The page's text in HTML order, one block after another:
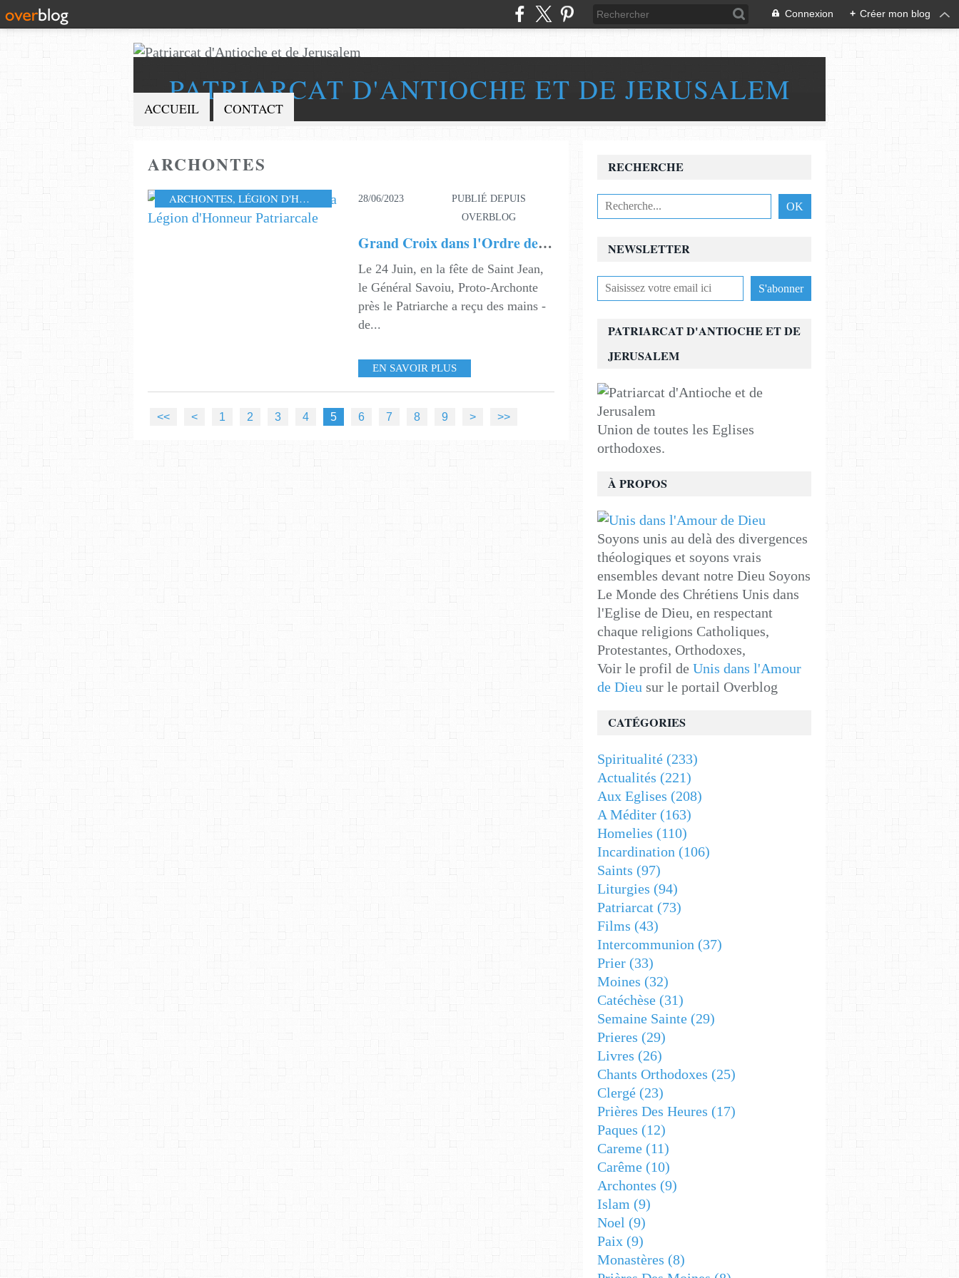
Connexion + Créer mon blog
PATRIARCAT D'ANTIOCHE ET DE JERUSALEM
ACCUEIL CONTACT
ARCHONTES
ARCHONTES, LÉGION D'HONNEUR 28/06/2023
PUBLIÉ DEPUIS
OVERBLOG
Grand Croix dans l'Ordre de la Légion d'Honneur Patriarcale
Le 24 Juin, en la fête de Saint Jean,
le Général Savoiu, Proto-Archonte
près le Patriarche a reçu des mains -
de...
EN SAVOIR PLUS
<< < 1 2 3 4 5 6 7 8 9 > >>
NEWSLETTER
RECHERCHE
PATRIARCAT D'ANTIOCHE ET DE
JERUSALEM
Union de toutes les Eglises
orthodoxes.
À PROPOS
Soyons unis au delà des divergences
théologiques et soyons vrais
ensembles devant notre Dieu Soyons
Le Monde des Chrétiens Unis dans
l'Eglise de Dieu, en respectant
chaque religions Catholiques,
Protestantes, Orthodoxes,
Voir le profil de Unis dans l'Amour
de Dieu sur le portail Overblog
CATÉGORIES
Spiritualité (233)
Actualités (221)
Aux Eglises (208)
A Méditer (163)
Homelies (110)
Incardination (106)
Saints (97)
Liturgies (94)
Patriarcat (73)
Films (43)
Intercommunion (37)
Prier (33)
Moines (32)
Catéchèse (31)
Semaine Sainte (29)
Prieres (29)
Livres (26)
Chants Orthodoxes (25)
Clergé (23)
Prières Des Heures (17)
Paques (12)
Careme (11)
Carême (10)
Archontes (9)
Islam (9)
Noel (9)
Paix (9)
Monastères (8)